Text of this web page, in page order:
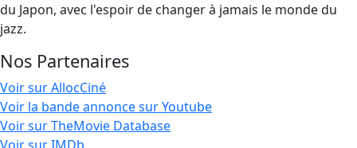
du Japon, avec l'espoir de changer à jamais le monde du
jazz.
Nos Partenaires
Voir sur AllocCiné
Voir la bande annonce sur Youtube
Voir sur TheMovie Database